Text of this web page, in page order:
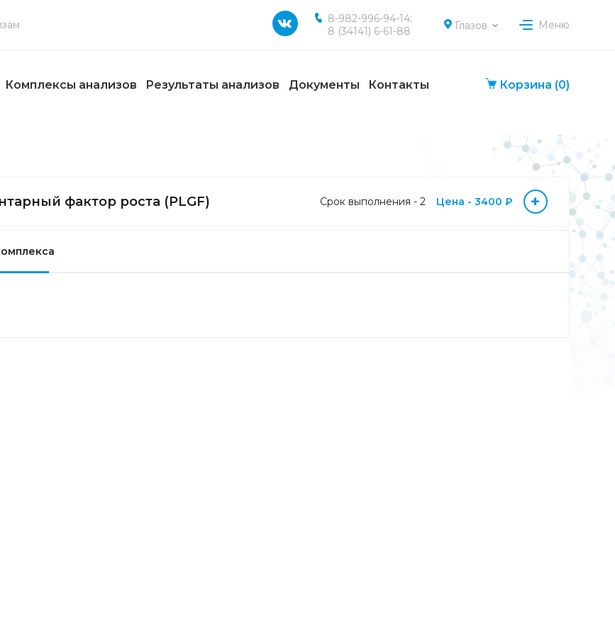
8-982-996-94-14;
8 (34141) 6-61-88
Глазов Меню
Комплексы анализов Результаты анализов Документы Контакты Корзина (0)
фактор роста (PLGF) Срок выполнения - 2 Цена - 3400 ₽ +